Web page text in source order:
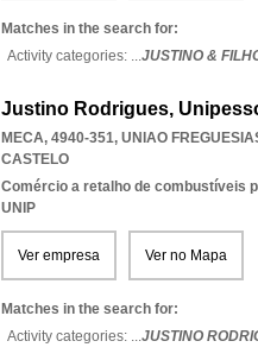
Matches in the search for:
Activity categories: ...JUSTINO &
Justino Rodrigues,
MECA, 4940-351, UNIAO
CASTELO
Comércio a retalho de combustíveis
UNIP
Ver empresa Ver no Mapa
Matches in the search for:
Activity categories: ...JUSTINO